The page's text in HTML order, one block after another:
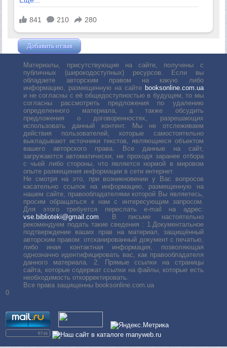
Добавить отзыв
Материалы, присутствующие на сайте, получены с
публичных (широкодоступных) ресурсов. Если вы
обладаете авторским правом на какую либо
информацию, размещенную на сайте booksonline.com.ua
и не согласны с её общедоступностью в будущем, то мы
согласны рассмотреть предложения по удалению
определенного материала, а также обсудить
предложения о договоренностях, разрешающих
использовать данный контент. Мы не отслеживаем
действия пользователей, которые самостоятельно
выкладывают источники текстов, являющиеся объектом
вашего авторского права. Все данные на сайт,
загружаются автоматически, не проходя заранее отбора
с чьей либо стороны, что является нормой в мировом
опыте размещения информации в сети интернет.
Не смотря на это, при возникновении у Вас вопросов
касательно ссылок на информацию, размещенную на
нашем сайте, правообладателями которой Вы являетесь,
просим обращаться к нам с интересующим запросом.
Для этого требуется переслать е-mail на адрес:
vse.biblioteki@gmail.com. В письме настоятельно
рекомендуем подать такие сведения : 1.Документальное
подтверждение ваших прав на материал, защищённый
авторским правом: отсканированный документ с печатью,
либо иная контактная информация, позволяющая
однозначно идентифицировать вас, как правообладателя
данного материала. 2. Прямые ссылки на страницы
сайта, которые содержат ссылки на файлы, которые есть
необходимость откорректировать.
Все права защищенны booksonline.com.ua
0